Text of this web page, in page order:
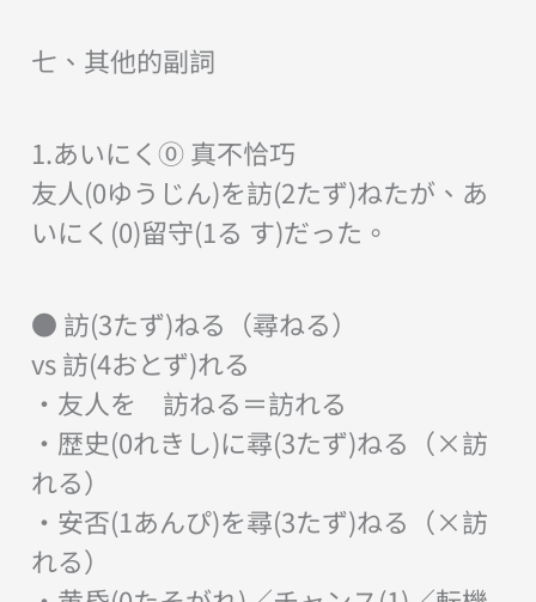
七、其他的副詞
1.あいにく⓪ 真不恰巧
友人(0ゆうじん)を訪(2たず)ねたが、あ
いにく(0)留守(1る す)だった。
● 訪(3たず)ねる（尋ねる）
vs 訪(4おとず)れる
・友人を 訪ねる＝訪れる
・歴史(0れきし)に尋(3たず)ねる（×訪
れる）
・安否(1あんぴ)を尋(3たず)ねる（×訪
れる）